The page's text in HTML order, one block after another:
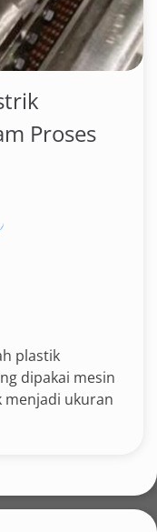
Proses
plastik
dipakai mesin
menjadi ukuran